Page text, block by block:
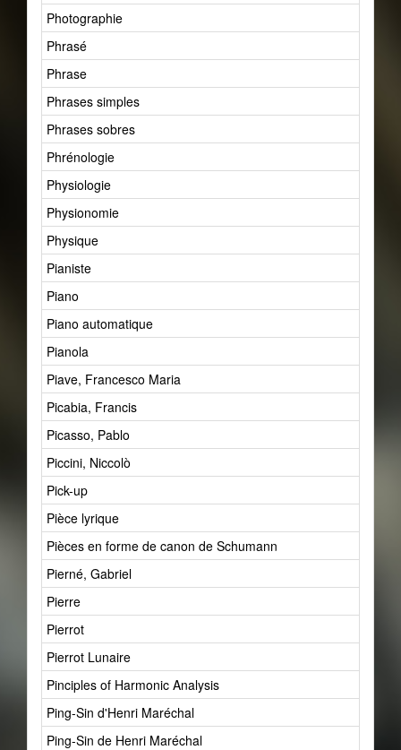
Photographie
Phrasé
Phrase
Phrases simples
Phrases sobres
Phrénologie
Physiologie
Physionomie
Physique
Pianiste
Piano
Piano automatique
Pianola
Piave, Francesco Maria
Picabia, Francis
Picasso, Pablo
Piccini, Niccolò
Pick-up
Pièce lyrique
Pièces en forme de canon de Schumann
Pierné, Gabriel
Pierre
Pierrot
Pierrot Lunaire
Pinciples of Harmonic Analysis
Ping-Sin d'Henri Maréchal
Ping-Sin de Henri Maréchal